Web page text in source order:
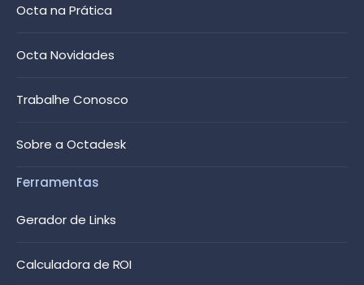
Octa na Prática
Octa Novidades
Trabalhe Conosco
Sobre a Octadesk
Ferramentas
Gerador de Links
Calculadora de ROI